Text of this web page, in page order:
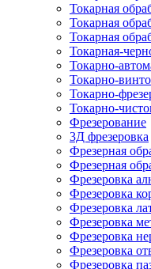
Токарная
Токарная
Токарная
Токарная-
Токарно-
Токарно-
Токарно-
Токарно-
Фрезерование
3Д фрезеровка
Фрезерная
Фрезерная
Фрезеровка
Фрезеровка
Фрезеровка
Фрезеровка
Фрезеровка
Фрезеровка
Фрезеровка